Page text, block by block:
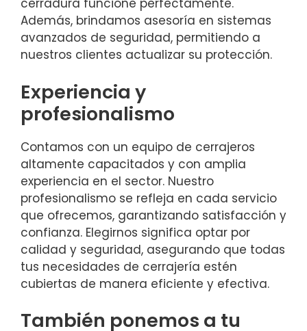
cerradura funcione perfectamente.
Además, brindamos asesoría en sistemas
avanzados de seguridad, permitiendo a
nuestros clientes actualizar su protección.
Experiencia y
profesionalismo
Contamos con un equipo de cerrajeros
altamente capacitados y con amplia
experiencia en el sector. Nuestro
profesionalismo se refleja en cada servicio
que ofrecemos, garantizando satisfacción y
confianza. Elegirnos significa optar por
calidad y seguridad, asegurando que todas
tus necesidades de cerrajería estén
cubiertas de manera eficiente y efectiva.
También ponemos a tu